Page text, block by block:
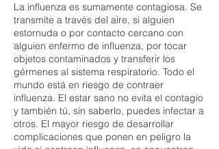
La influenza es sumamente contagiosa. Se
transmite a través del aire, si alguien
estornuda o por contacto cercano con
alguien enfermo de influenza, por tocar
objetos contaminados y transferir los
gérmenes al sistema respiratorio. Todo el
mundo está en riesgo de contraer
influenza. El estar sano no evita el contagio
y también tú, sin saberlo, puedes infectar a
otros. El mayor riesgo de desarrollar
complicaciones que ponen en peligro la